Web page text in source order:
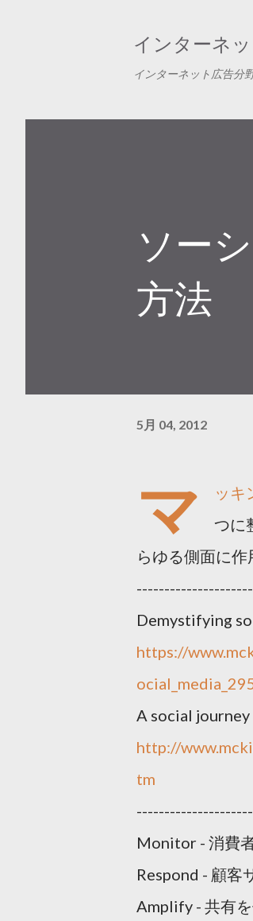
インターネ
インターネット広告分
ソー
方法
5月 04, 2012
マ
ッキ
つに
らゆる側面に作
Demystifying
https://
A social journey
http://
tm
Monitor - 消費
Respond - 顧客
Amplify - 共有